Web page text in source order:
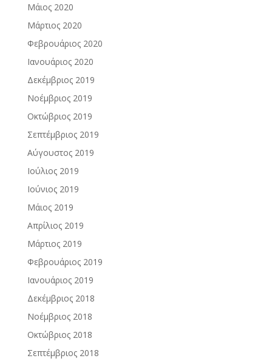
Μάιος 2020
Μάρτιος 2020
Φεβρουάριος 2020
Ιανουάριος 2020
Δεκέμβριος 2019
Νοέμβριος 2019
Οκτώβριος 2019
Σεπτέμβριος 2019
Αύγουστος 2019
Ιούλιος 2019
Ιούνιος 2019
Μάιος 2019
Απρίλιος 2019
Μάρτιος 2019
Φεβρουάριος 2019
Ιανουάριος 2019
Δεκέμβριος 2018
Νοέμβριος 2018
Οκτώβριος 2018
Σεπτέμβριος 2018